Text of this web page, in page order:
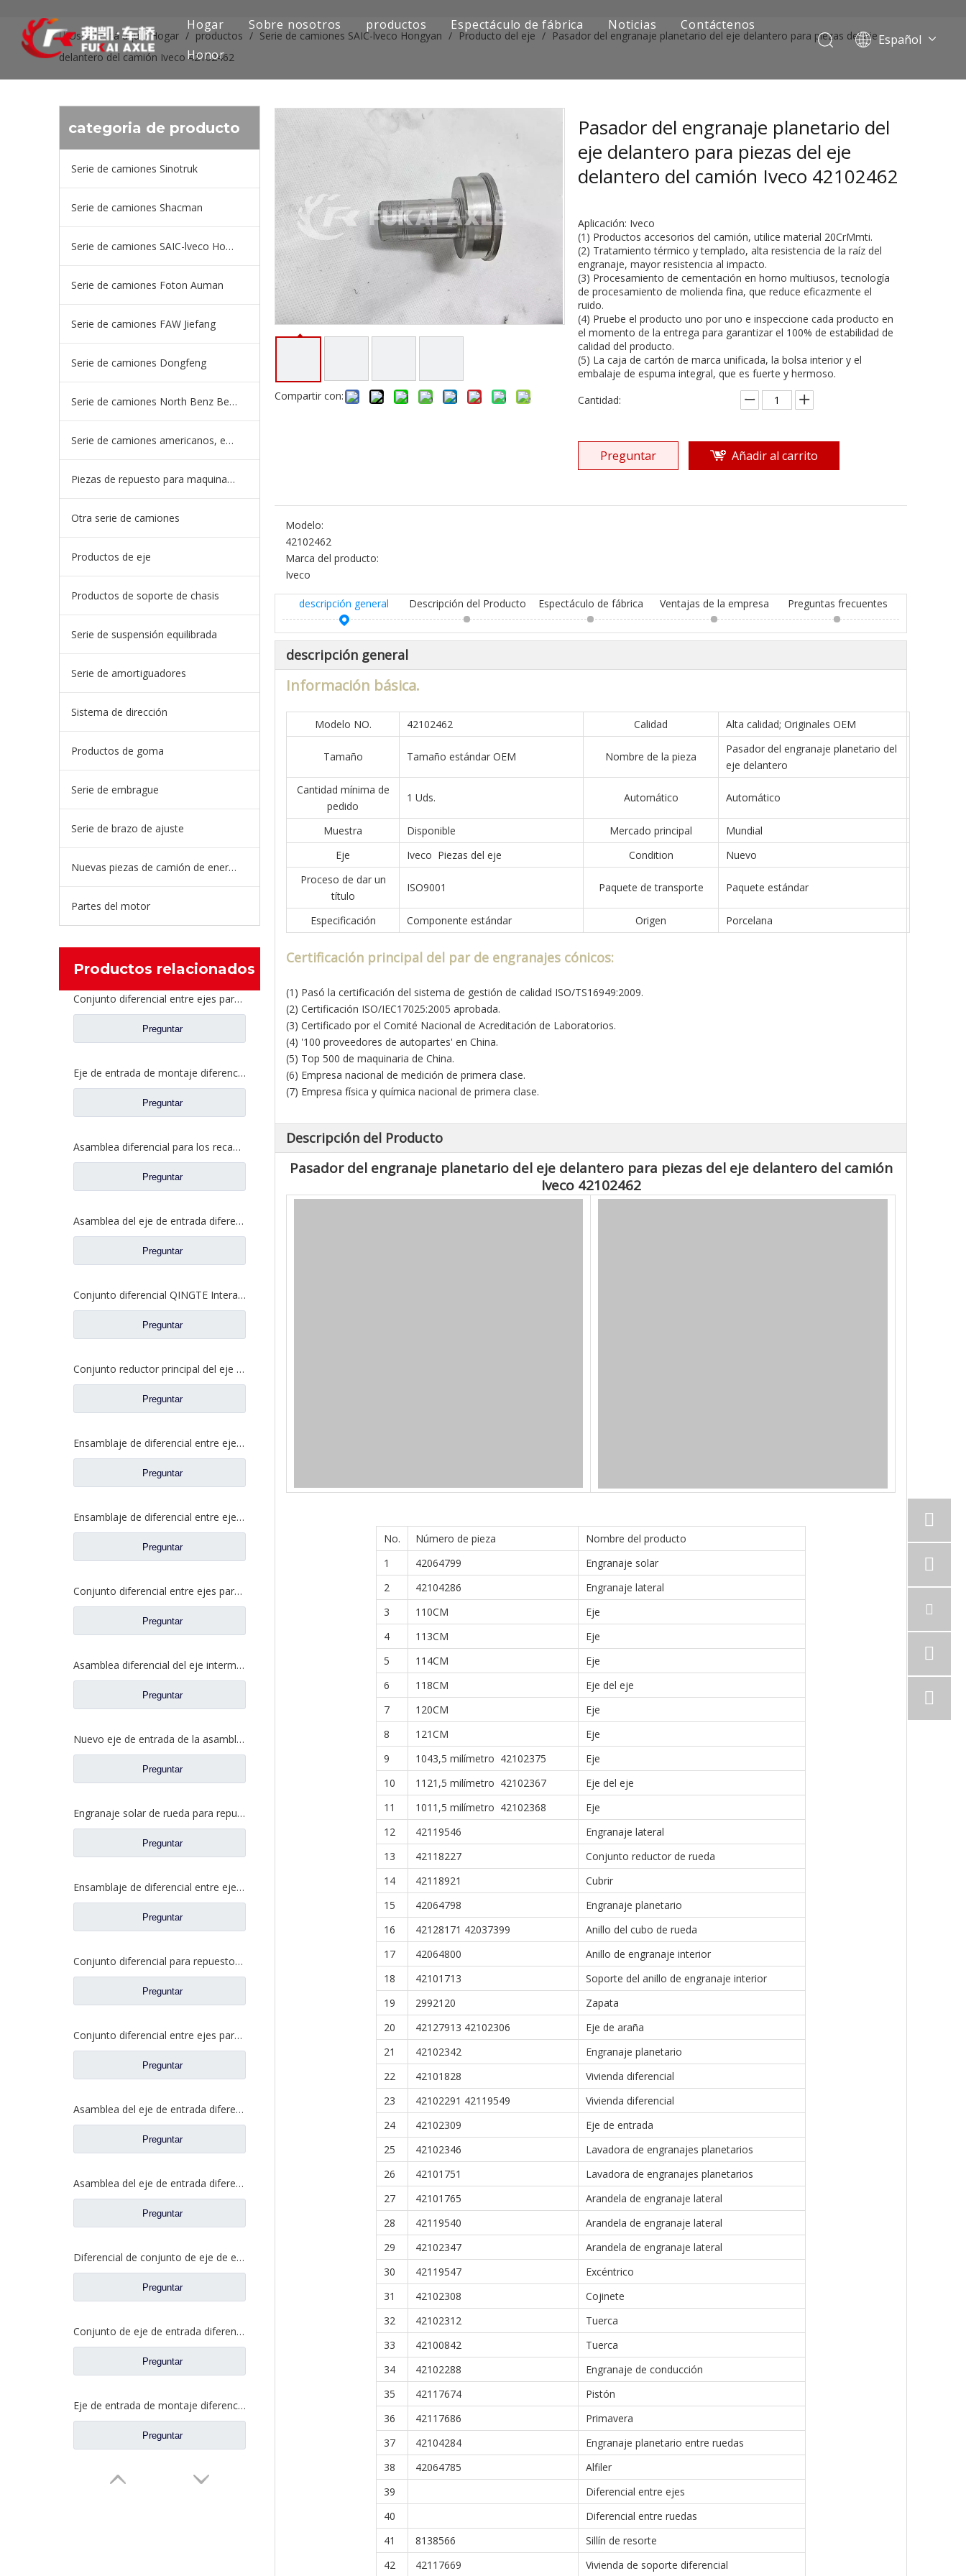
Hogar Sobre nosotros productos
Serie de camiones SAIC-lveco Hongyan
Serie de camiones Foton Auman
Serie de camiones FAW Jiefang
Serie de camiones Dongfeng
Serie de camiones europea y japonesa
Piezas de repuesto para maquinaria de ingeniería de camiones mineros
Otra serie de camiones
Espectáculo de fábrica Noticias
Contáctenos
Honor
Español
Pусский
العربية
Usted está aquí: Hogar / productos / Serie de camiones SAIC-lveco Hongyan / Producto del eje / Pasador del engranaje planetario del eje delantero para piezas del eje
delantero del camión Iveco 42102462
categoria de producto
Serie de camiones Sinotruk
Serie de camiones Shacman
Serie de camiones SAIC-lveco Hongyan
Serie de camiones Foton Auman
Serie de camiones FAW Jiefang
Serie de camiones Dongfeng
Serie de camiones North Benz Beiben
Serie de camiones americanos, europeos y japoneses
Piezas de repuesto para maquinaria de ingeniería de camiones mineros
Otra serie de camiones
Productos de eje
Productos de soporte de chasis
Serie de suspensión equilibrada
Serie de amortiguadores
Sistema de dirección
Productos de goma
Serie de embrague
Serie de brazo de ajuste
Nuevas piezas de camión de energía
Partes del motor
Productos relacionados
Conjunto diferencial entre ejes para Faw Jiefang A6E Truck Spare Prats 2507057-A6E/A
Preguntar
Eje de entrada de montaje diferencial para piezas de repuesto de camión de eje Saic Hongyan Genlyon H6A WS2510C201/3 2510-0110
Preguntar
Asamblea diferencial para los recambios autos DZ9114320706 del camión de Shacman Aolong
Preguntar
Asamblea del eje de entrada diferenciada para los recambios autos 81.35606.0008 del camión de Shacman Delong
Preguntar
Conjunto diferencial QINGTE Interaxle para QT435SH0-2510050 de repuesto para camiones Faw Jiefang A0E
Preguntar
Conjunto reductor principal del eje intermedio para piezas de camión Shacman Delong
Preguntar
Ensamblaje de diferencial entre ejes para Faw Jiefang Truck Spare Prats 2507057-A4C
Preguntar
Ensamblaje de diferencial entre ejes para Faw Jiefang Truck Spare Prats 2507055-K5H
Preguntar
Conjunto diferencial entre ejes para Faw Jiefang A0E Truck Spare Prats 2507057-A6T
Preguntar
Asamblea diferencial del eje intermedio para los prats de repuesto del camión de Dongfeng 460 2502ZAS01-415-ZC
Preguntar
Nuevo eje de entrada de la asamblea diferencial para los recambios 42119549 5801606629 del camión del eje de Saic Hongyan H8B
Preguntar
Engranaje solar de rueda para repuestos de camiones Ford BN0407B0-3
Preguntar
Ensamblaje de diferencial entre ejes para camiones Faw Jiefang Prats de repuesto W2502107D04A
Preguntar
Conjunto diferencial para repuestos de camiones Dongfeng 2510ZHS01-410
Preguntar
Conjunto diferencial entre ejes para Faw Jiefang A0E Truck Spare Prats 2507055-K5H
Preguntar
Asamblea del eje de entrada diferenciada para los recambios autos 81.35100.6599 del camión de Shacman Delong
Preguntar
Asamblea del eje de entrada diferenciada para los recambios autos 81.35100.6593 del camión de Shacman Delong
Preguntar
Diferencial de conjunto de eje de entrada para piezas de repuesto de camión de eje de alta torsión Saic Hongyan 2510-0110-5801271495
Preguntar
Conjunto de eje de entrada diferencial para Shacman Delong Truck Auto Repuestos Shacman Delong HD469-2510011
Preguntar
Eje de entrada de montaje diferencial para Saic Hongyan New KingKan H8B Axle Truck Repuestos 42119549 5801606629
Preguntar
Compartir con:
Pasador del engranaje planetario del
eje delantero para piezas del eje
delantero del camión Iveco 42102462
Aplicación: Iveco
(1) Productos accesorios del camión, utilice material 20CrMmti.
(2) Tratamiento térmico y templado, alta resistencia de la raíz del
engranaje, mayor resistencia al impacto.
(3) Procesamiento de cementación en horno multiusos, tecnología
de procesamiento de molienda fina, que reduce eficazmente el
ruido.
(4) Pruebe el producto uno por uno e inspeccione cada producto en
el momento de la entrega para garantizar el 100% de estabilidad de
calidad del producto.
(5) La caja de cartón de marca unificada, la bolsa interior y el
embalaje de espuma integral, que es fuerte y hermoso.
Cantidad:
Preguntar Añadir al carrito
Modelo:
42102462
Marca del producto:
Iveco
descripción general Descripción del Producto Espectáculo de fábrica Ventajas de la empresa Preguntas frecuentes
descripción general
Información básica.
Modelo NO. 42102462 Calidad Alta calidad; Originales OEM
Tamaño Tamaño estándar OEM Nombre de la pieza
Pasador del engranaje planetario del
eje delantero
Cantidad mínima de
pedido
1 Uds. Automático Automático
Muestra Disponible Mercado principal
Mundial
Eje
Iveco Piezas del eje Condition
Nuevo
Proceso de dar un
título
ISO9001 Paquete de transporte Paquete estándar
Especificación Componente estándar Origen Porcelana
Certificación principal del par de engranajes cónicos:
(1) Pasó la certificación del sistema de gestión de calidad ISO/TS16949:2009.
(2) Certificación ISO/IEC17025:2005 aprobada.
(3) Certificado por el Comité Nacional de Acreditación de Laboratorios.
(4) '100 proveedores de autopartes' en China.
(5) Top 500 de maquinaria de China.
(6) Empresa nacional de medición de primera clase.
(7) Empresa física y química nacional de primera clase.
Descripción del Producto
Pasador del engranaje planetario del eje delantero para piezas del eje delantero del camión
Iveco 42102462
No. Número de pieza
Nombre del producto
1
42064799
Engranaje solar
2
42104286
Engranaje lateral
3
110CM
Eje
4
113CM
Eje
5
114CM
Eje
6
118CM
Eje del eje
7
120CM
Eje
8
121CM
Eje
9
1043,5 milímetro 42102375
Eje
10
1121,5 milímetro 42102367
Eje del eje
11
1011,5 milímetro 42102368
Eje
12
42119546
Engranaje lateral
13
42118227
Conjunto reductor de rueda
14
42118921
Cubrir
15
42064798
Engranaje planetario
16
42128171 42037399
Anillo del cubo de rueda
17
42064800
Anillo de engranaje interior
18
42101713
Soporte del anillo de engranaje interior
19
2992120
Zapata
20
42127913 42102306
Eje de araña
21
42102342
Engranaje planetario
22
42101828
Vivienda diferencial
23
42102291 42119549
Vivienda diferencial
24
42102309
Eje de entrada
25
42102346
Lavadora de engranajes planetarios
26
42101751
Lavadora de engranajes planetarios
27
42101765
Arandela de engranaje lateral
28
42119540
Arandela de engranaje lateral
29
42102347
Arandela de engranaje lateral
30
42119547
Excéntrico
31
42102308
Cojinete
32
42102312
Tuerca
33
42100842
Tuerca
34
42102288
Engranaje de conducción
35
42117674
Pistón
36
42117686
Primavera
37
42104284
Engranaje planetario entre ruedas
38
42064785
Alfiler
39
Diferencial entre ejes
40
Diferencial entre ruedas
41
8138566
Sillín de resorte
42
42117669 Vivienda de soporte diferencial